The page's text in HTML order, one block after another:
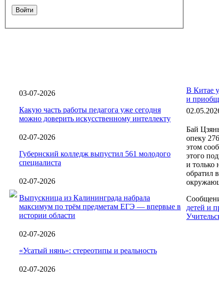
Войти
03-07-2026
Какую часть работы педагога уже сегодня
можно доверить искусственному интеллекту
02-07-2026
Губернский колледж выпустил 561 молодого
специалиста
02-07-2026
Выпускница из Калининграда набрала
максимум по трём предметам ЕГЭ — впервые в
истории области
02-07-2026
«Усатый нянь»: стереотипы и реальность
02-07-2026
В Китае
и
Бай
опеку
этом
этого
и только
обратил
детей и